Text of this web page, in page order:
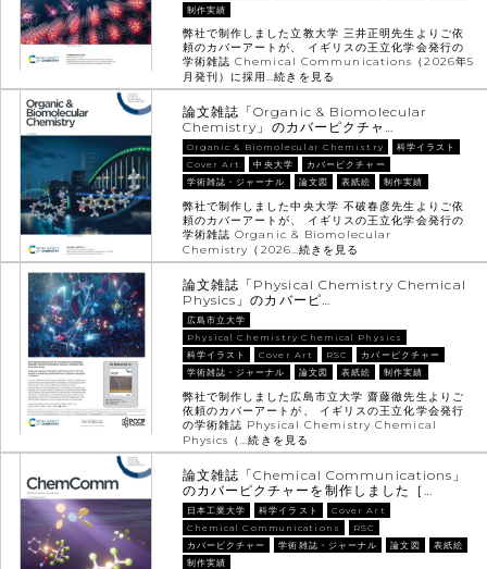
制作実績
弊社で制作しました立教大学 三井正明先生よりご依
頼のカバーアートが、 イギリスの王立化学会発行の
学術雑誌 Chemical Communications（2026年5
月発刊）に採用…続きを見る
論文雑誌「Organic & Biomolecular
Chemistry」のカバーピクチャ…
Organic & Biomolecular Chemistry
科学イラスト
Cover Art
中央大学
カバーピクチャー
学術雑誌・ジャーナル
論文図 表紙絵 制作実績
弊社で制作しました中央大学 不破春彦先生よりご依
頼のカバーアートが、 イギリスの王立化学会発行の
学術雑誌 Organic & Biomolecular
Chemistry（2026…続きを見る
論文雑誌「Physical Chemistry Chemical
Physics」のカバーピ…
広島市立大学
Physical Chemistry Chemical Physics
科学イラスト
Cover Art RSC
カバーピクチャー
学術雑誌・ジャーナル
論文図 表紙絵 制作実績
弊社で制作しました広島市立大学 齋藤徹先生よりご
依頼のカバーアートが、 イギリスの王立化学会発行
の学術雑誌 Physical Chemistry Chemical
Physics（…続きを見る
論文雑誌「Chemical Communications」
のカバーピクチャーを制作しました［…
日本工業大学 科学イラスト
Cover Art
Chemical Communications
RSC
カバーピクチャー
学術雑誌・ジャーナル 論文図
表紙絵
制作実績